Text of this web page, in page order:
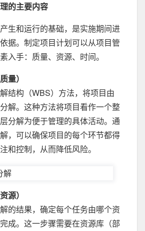
的主要内容
生和运行的基础，是实施期间进
据。制定项目计划可以从项目管
入手：质量、资源、时间。
量）
结构（WBS）方法，将项目由
解。这种方法将项目看作一个整
分解为便于管理的具体活动。通
，可以确保项目的每个环节都得
和控制，从而降低风险。
源）
的结果，确定每个任务由哪个资
成。这一步骤需要在资源库（部